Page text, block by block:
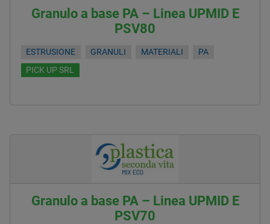
Granulo a base PA – Linea UPMID E
PSV80
ESTRUSIONE GRANULI MATERIALI
PA
PICK UP SRL
Granulo a base PA – Linea UPMID E
PSV70